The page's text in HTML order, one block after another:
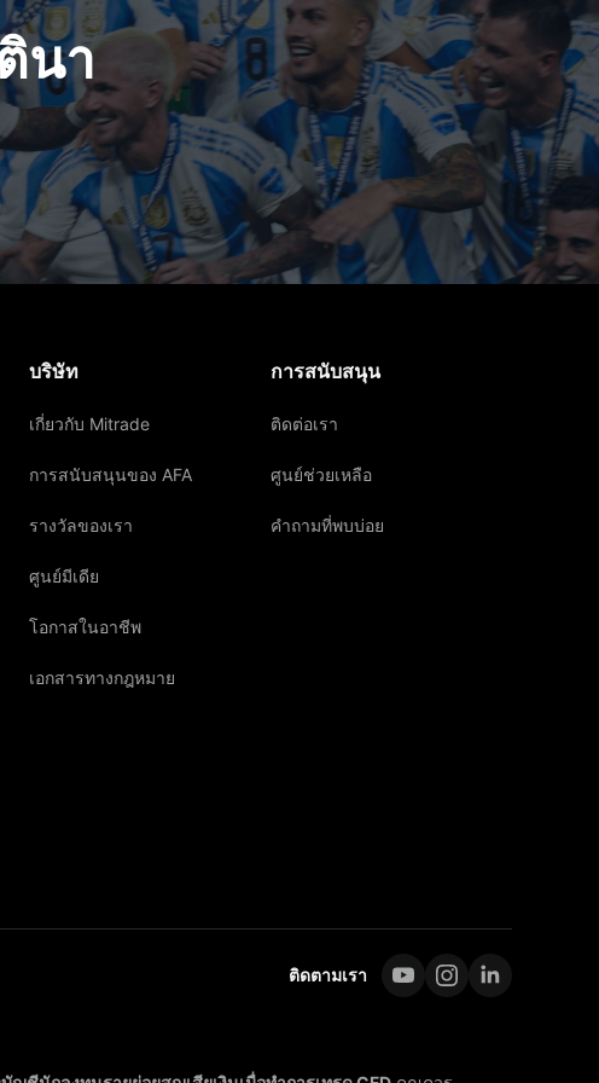
นา
บริษัท
เกี่ยวกับ Mitrade
การสนับสนุนของ AFA
รางวัลของเรา
ศูนย์มีเดีย
โอกาสในอาชีพ
เอกสารทางกฎหมาย
การสนับสนุน
ติดต่อเรา
ศูนย์ช่วยเหลือ
คำถามที่พบบ่อย
ติดตามเรา